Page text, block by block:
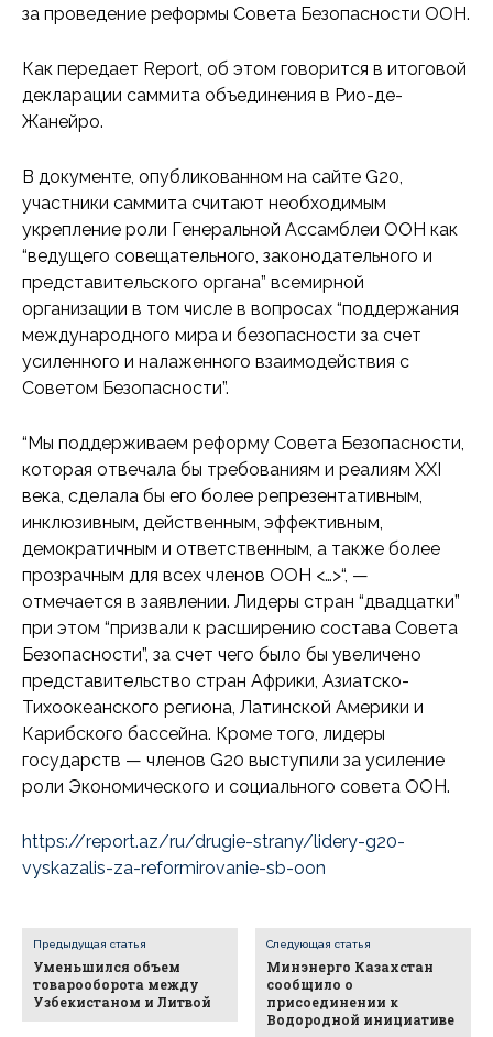
за проведение реформы Совета Безопасности ООН.
Как передает Report, об этом говорится в итоговой
декларации саммита объединения в Рио-де-
Жанейро.
В документе, опубликованном на сайте G20,
участники саммита считают необходимым
укрепление роли Генеральной Ассамблеи ООН как
“ведущего совещательного, законодательного и
представительского органа” всемирной
организации в том числе в вопросах “поддержания
международного мира и безопасности за счет
усиленного и налаженного взаимодействия с
Советом Безопасности”.
“Мы поддерживаем реформу Совета Безопасности,
которая отвечала бы требованиям и реалиям XXI
века, сделала бы его более репрезентативным,
инклюзивным, действенным, эффективным,
демократичным и ответственным, а также более
прозрачным для всех членов ООН <…>“, —
отмечается в заявлении. Лидеры стран “двадцатки”
при этом “призвали к расширению состава Совета
Безопасности”, за счет чего было бы увеличено
представительство стран Африки, Азиатско-
Тихоокеанского региона, Латинской Америки и
Карибского бассейна. Кроме того, лидеры
государств — членов G20 выступили за усиление
роли Экономического и социального совета ООН.
https://report.az/ru/drugie-strany/lidery-g20-
vyskazalis-za-reformirovanie-sb-oon
Предыдущая статья
Уменьшился объем
товарооборота между
Узбекистаном и Литвой
Следующая статья
Минэнерго Казахстан
сообщило о
присоединении к
Водородной инициативе